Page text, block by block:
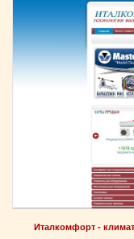
Италкомфорт -